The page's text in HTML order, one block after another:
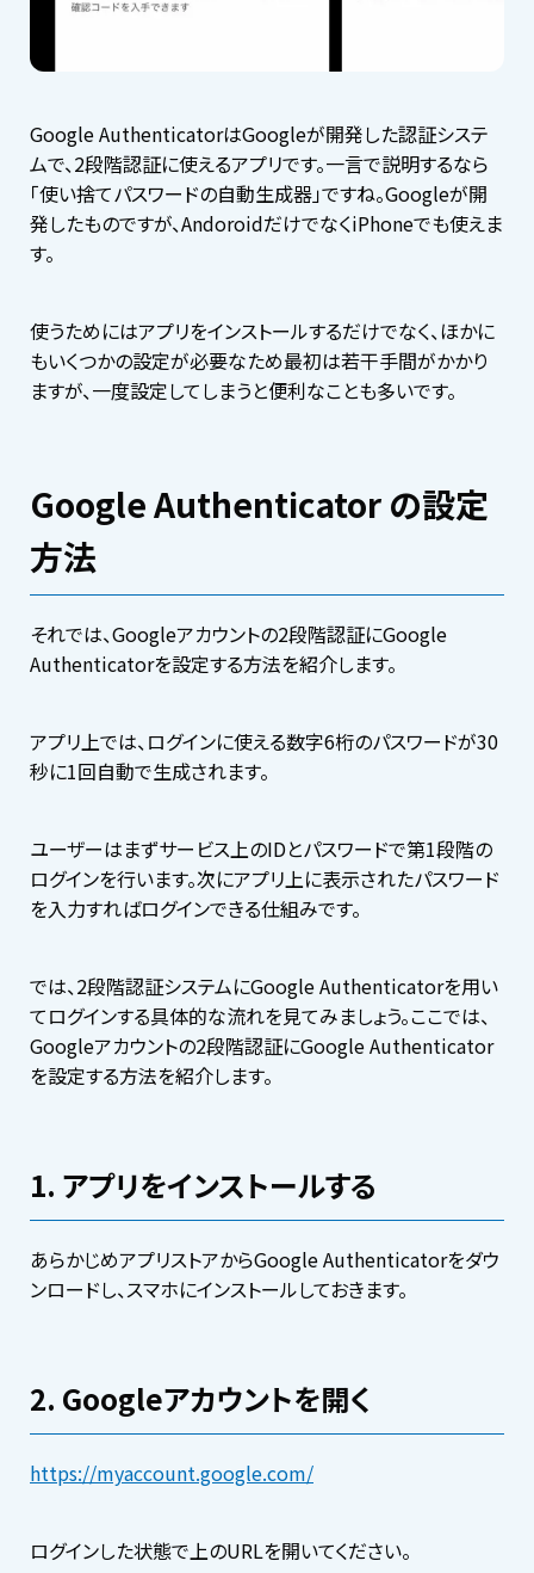
Google AuthenticatorはGoogleが開発した認証システ
ムで、2段階認証に使えるアプリです。一言で説明するなら
「使い捨てパスワードの自動生成器」ですね。Googleが開
発したものですが、AndoroidだけでなくiPhoneでも使えま
す。
使うためにはアプリをインストールするだけでなく、ほかに
もいくつかの設定が必要なため最初は若干手間がかかり
ますが、一度設定してしまうと便利なことも多いです。
Google Authenticator の設定
方法
それでは、Googleアカウントの2段階認証にGoogle
Authenticatorを設定する方法を紹介します。
アプリ上では、ログインに使える数字6桁のパスワードが30
秒に1回自動で生成されます。
ユーザーはまずサービス上のIDとパスワードで第1段階の
ログインを行います。次にアプリ上に表示されたパスワード
を入力すればログインできる仕組みです。
では、2段階認証システムにGoogle Authenticatorを用い
てログインする具体的な流れを見てみましょう。ここでは、
Googleアカウントの2段階認証にGoogle Authenticator
を設定する方法を紹介します。
1. アプリをインストールする
あらかじめアプリストアからGoogle Authenticatorをダウ
ンロードし、スマホにインストールしておきます。
2. Googleアカウントを開く
https://myaccount.google.com/
ログインした状態で上のURLを開いてください。